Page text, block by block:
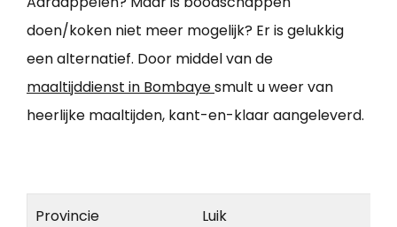
doen/koken niet meer mogelijk? Er is gelukkig
een alternatief. Door middel van de
maaltijddienst in Bombayesmult u weer van
heerlijke maaltijden, kant-en-klaar aangeleverd.
Provincie Luik